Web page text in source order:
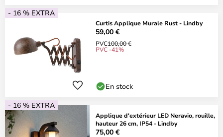
- 16 % EXTRA
Curtis Applique Murale Rust - Lindby
59,00 €
PVC100,00 €
PVC -41%
En stock
- 16 % EXTRA
Applique d'extérieur LED Neravio, rouille,
hauteur 26 cm, IP54 - Lindby
75,00 €